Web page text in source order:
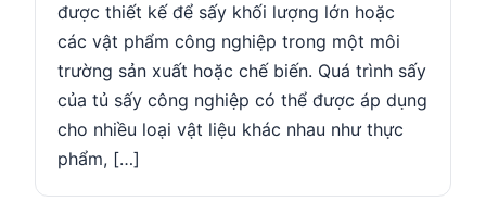
được thiết kế để sấy khối lượng lớn hoặc
các vật phẩm công nghiệp trong một môi
trường sản xuất hoặc chế biến. Quá trình sấy
của tủ sấy công nghiệp có thể được áp dụng
cho nhiều loại vật liệu khác nhau như thực
phẩm, […]